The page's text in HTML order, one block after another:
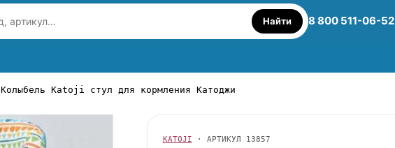
Найти 8 800 511-06-52
Колыбель Katoji стул для кормления Катоджи
KATOJI · АРТИКУЛ 13857